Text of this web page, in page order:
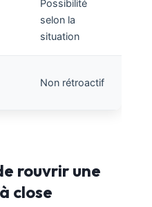
Possibilité
selon la
situation
Non rétroactif
rouvrir une
close